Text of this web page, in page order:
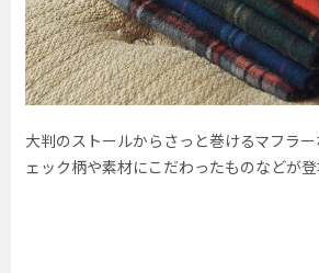
大判のストールからさっと巻けるマフラ
ェック柄や素材にこだわったものなどが登